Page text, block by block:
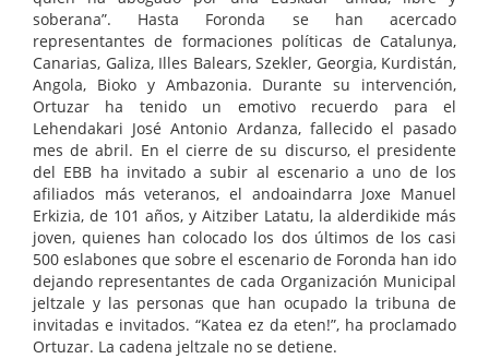
soberana”. Hasta Foronda se han acercado
representantes de formaciones políticas de Catalunya,
Canarias, Galiza, Illes Balears, Szekler, Georgia, Kurdistán,
Angola, Bioko y Ambazonia. Durante su intervención,
Ortuzar ha tenido un emotivo recuerdo para el
Lehendakari José Antonio Ardanza, fallecido el pasado
mes de abril. En el cierre de su discurso, el presidente
del EBB ha invitado a subir al escenario a uno de los
afiliados más veteranos, el andoaindarra Joxe Manuel
Erkizia, de 101 años, y Aitziber Latatu, la alderdikide más
joven, quienes han colocado los dos últimos de los casi
500 eslabones que sobre el escenario de Foronda han ido
dejando representantes de cada Organización Municipal
jeltzale y las personas que han ocupado la tribuna de
invitadas e invitados. “Katea ez da eten!”, ha proclamado
Ortuzar. La cadena jeltzale no se detiene.